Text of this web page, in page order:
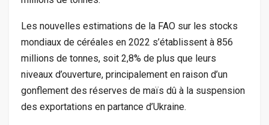
Les nouvelles estimations de la FAO sur les stocks
mondiaux de céréales en 2022 s’établissent à 856
millions de tonnes, soit 2,8% de plus que leurs
niveaux d’ouverture, principalement en raison d’un
gonflement des réserves de maïs dû à la suspension
des exportations en partance d’Ukraine.